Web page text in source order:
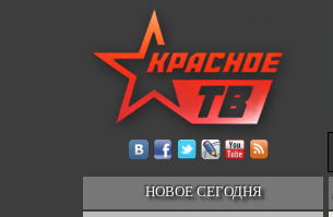
НОВОЕ СЕГОДНЯ